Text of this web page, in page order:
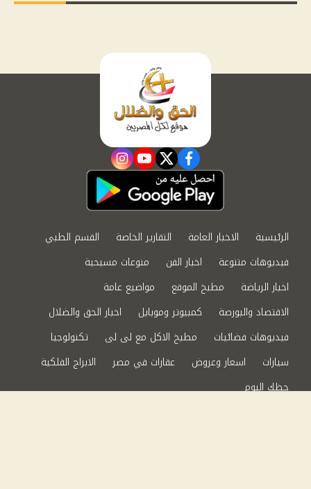
facebook
twitter
youtube
instagram
الرئيسية الاخبار العامة التقارير الخاصة
القسم الطبي
فيديوهات متنوعة
اخبار الفن
منوعات مسيحية
اخبار الرياضة
مطبخ الموقع
مواضيع عامة
الاقتصاد والبورصة
كمبيوتر وموبايل
اخبار الحق والضلال
فيديوهات فضائيات
مطبخ الاكل مع لى لى
تكنولوجيا
سيارات
اسعار وعروض عقارات في مصر
الابراج الفلكية
حظك اليوم